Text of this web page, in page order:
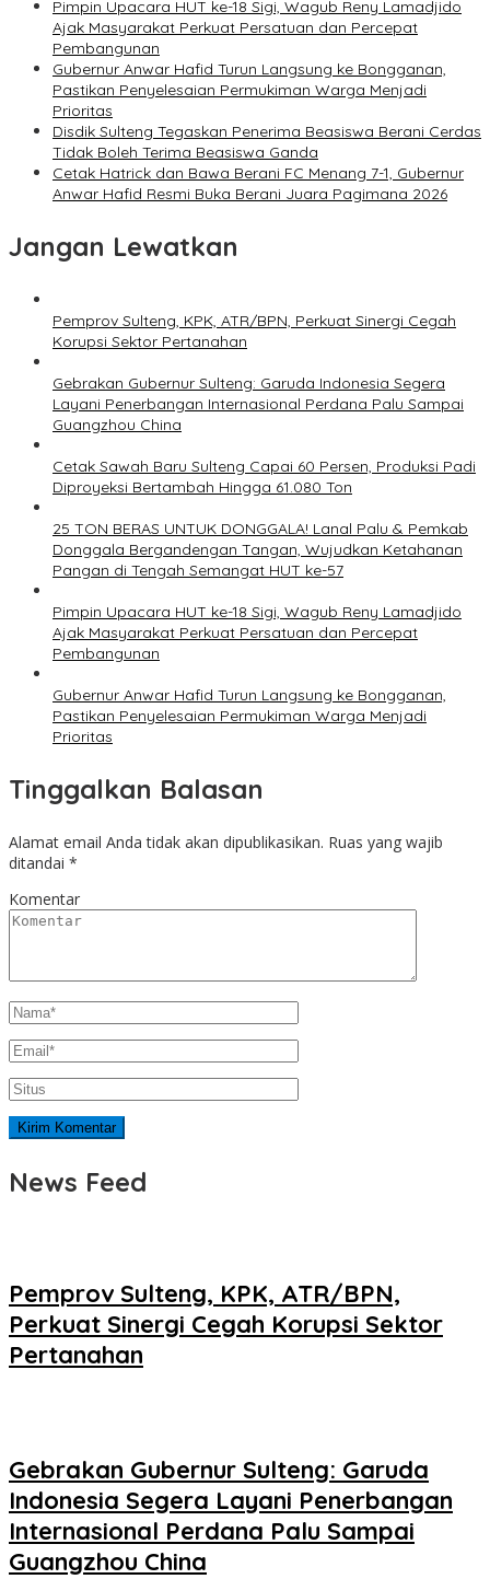
Pimpin Upacara HUT ke-18 Sigi, Wagub Reny Lamadjido
Ajak Masyarakat Perkuat Persatuan dan Percepat
Pembangunan
Gubernur Anwar Hafid Turun Langsung ke Bongganan,
Pastikan Penyelesaian Permukiman Warga Menjadi
Prioritas
Disdik Sulteng Tegaskan Penerima Beasiswa Berani Cerdas
Tidak Boleh Terima Beasiswa Ganda
Cetak Hatrick dan Bawa Berani FC Menang 7-1, Gubernur
Anwar Hafid Resmi Buka Berani Juara Pagimana 2026
Jangan Lewatkan
Pemprov Sulteng, KPK, ATR/BPN, Perkuat Sinergi Cegah
Korupsi Sektor Pertanahan
Gebrakan Gubernur Sulteng: Garuda Indonesia Segera
Layani Penerbangan Internasional Perdana Palu Sampai
Guangzhou China
Cetak Sawah Baru Sulteng Capai 60 Persen, Produksi Padi
Diproyeksi Bertambah Hingga 61.080 Ton
25 TON BERAS UNTUK DONGGALA! Lanal Palu & Pemkab
Donggala Bergandengan Tangan, Wujudkan Ketahanan
Pangan di Tengah Semangat HUT ke-57
Pimpin Upacara HUT ke-18 Sigi, Wagub Reny Lamadjido
Ajak Masyarakat Perkuat Persatuan dan Percepat
Pembangunan
Gubernur Anwar Hafid Turun Langsung ke Bongganan,
Pastikan Penyelesaian Permukiman Warga Menjadi
Prioritas
Tinggalkan Balasan
Alamat email Anda tidak akan dipublikasikan. Ruas yang wajib
ditandai *
Komentar
News Feed
Pemprov Sulteng, KPK, ATR/BPN,
Perkuat Sinergi Cegah Korupsi Sektor
Pertanahan
Gebrakan Gubernur Sulteng: Garuda
Indonesia Segera Layani Penerbangan
Internasional Perdana Palu Sampai
Guangzhou China